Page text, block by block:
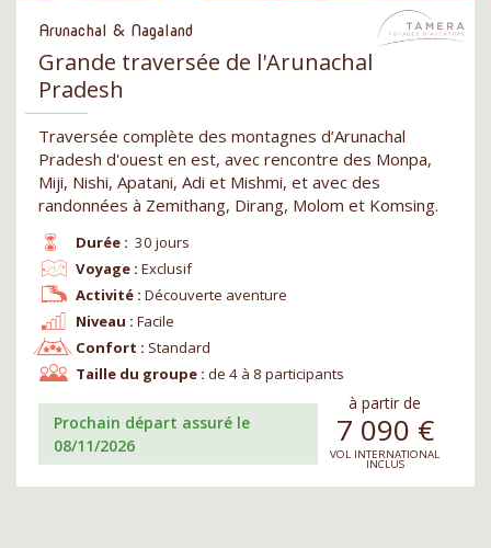
Arunachal & Nagaland
Grande traversée de l'Arunachal
Pradesh
Traversée complète des montagnes d’Arunachal
Pradesh d'ouest en est, avec rencontre des Monpa,
Miji, Nishi, Apatani, Adi et Mishmi, et avec des
randonnées à Zemithang, Dirang, Molom et Komsing.
Durée : 30 jours
Niveau : Facile
Voyage : Exclusif
Confort : Standard
Activité : Découverte aventure
Taille du groupe : de 4 à 8 participants
Prochain départ assuré le
08/11/2026
à partir de
7 090 €
VOL INTERNATIONAL
INCLUS